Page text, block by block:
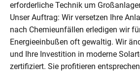
erforderliche Technik um
Unser Auftrag: Wir versetzen Ihre
nach Chemieunfällen erledigen wir
Energieeinbußen oft gewaltig. Wir
und Ihre Investition in moderne
zertifiziert. Sie profitieren